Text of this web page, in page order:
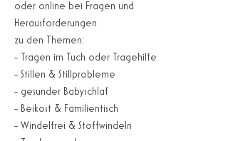
oder online bei Fragen und
Herausforderungen
zu den Themen:
- Tragen im Tuch oder Tragehilfe
- Stillen & Stillprobleme
- gesunder Babyschlaf
- Beikost & Familientisch
- Windelfrei & Stoffwindeln